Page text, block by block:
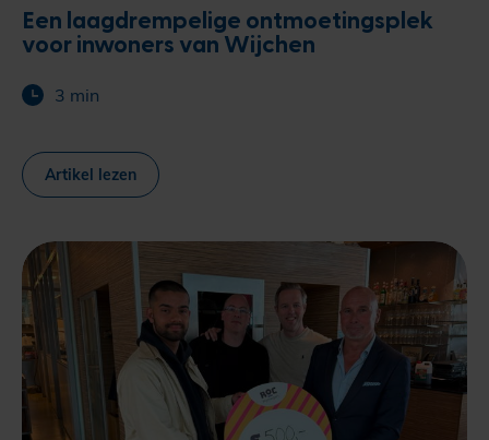
Een laagdrempelige ontmoetingsplek
voor inwoners van Wijchen
3 min
Artikel lezen